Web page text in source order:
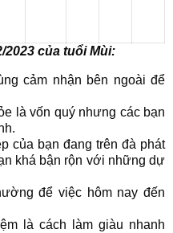
2023 của tuổi Mùi:
cảm nhận bên ngoài để
là vốn quý nhưng các bạn
của bạn đang trên đà phát
khá bận rộn với những dự
để việc hôm nay đến
là cách làm giàu nhanh